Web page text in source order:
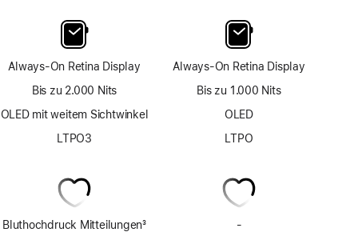
Always-On Retina Display
Bis zu 2.000 Nits
OLED mit weitem Sichtwinkel
LTPO3
Bluthochdruck Mitteilungen3
Always-On Retina Display
Bis zu 1.000 Nits
OLED
LTPO
-